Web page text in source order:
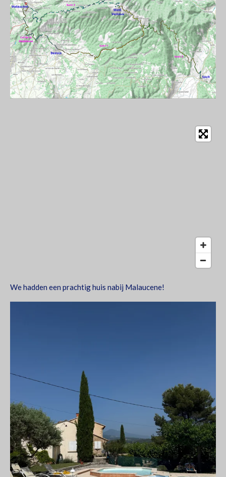
We hadden een prachtig huis nabij Malaucene!